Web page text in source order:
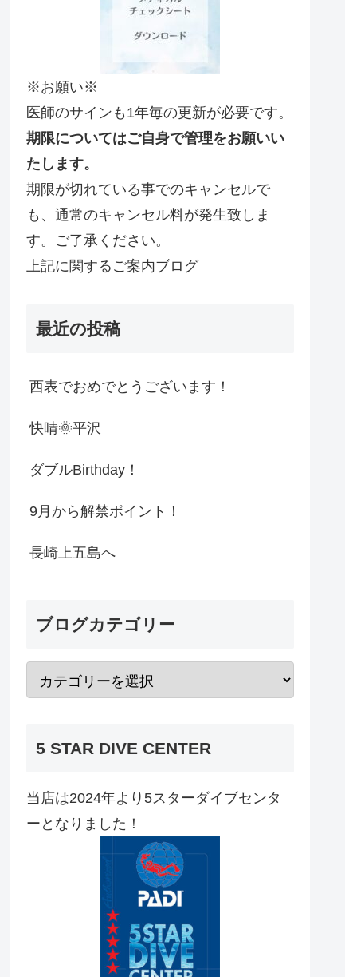
※お願い※
医師のサインも1年毎の更新が必要です。
期限についてはご自身で管理をお願いい
たします。
期限が切れている事でのキャンセルで
も、通常のキャンセル料が発生致しま
す。ご了承ください。
上記に関するご案内ブログ
最近の投稿
西表でおめでとうございます！
快晴🌞平沢
ダブルBirthday！
9月から解禁ポイント！
長崎上五島へ
ブログカテゴリー
5 STAR DIVE CENTER
当店は2024年より5スターダイブセンタ
ーとなりました！